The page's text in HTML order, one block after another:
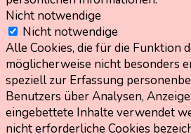
Nicht notwendige
Nicht notwendige
Alle Cookies, die für die Funktion
möglicherweise nicht besonders
speziell zur Erfassung
Benutzers über Analysen,
eingebettete Inhalte verwendet
nicht erforderliche Cookies